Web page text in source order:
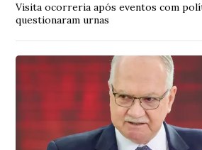
Visita ocorreria após eventos com
questionaram urnas